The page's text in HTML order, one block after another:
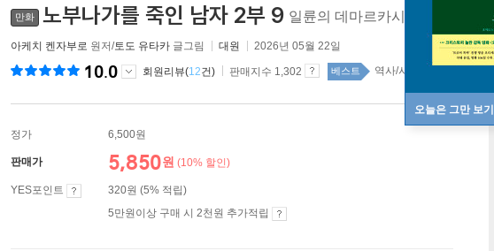
오늘은 그만 보기
만화 노부나가를 죽인 남자 2부 9 일륜의 데마르카시온
아케치 켄자부로 원저/토도 유타카 글그림 대원 2026년 05월 22일
10.0 회원리뷰(12건) 판매지수 1,302 베스트 역사/시대물 38위
정가 6,500원
판매가 5,850원 (10% 할인)
YES포인트
320원 (5% 적립)
5만원이상 구매 시 2천원 추가적립